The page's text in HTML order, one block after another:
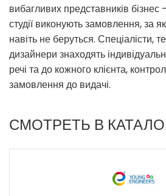
вибагливих представників бізнес
студії виконують замовлення, за
навіть не беруться. Спеціалісти,
дизайнери знаходять
речі та до кожного клієнта,
замовлення до видачі.
СМОТРЕТЬ В